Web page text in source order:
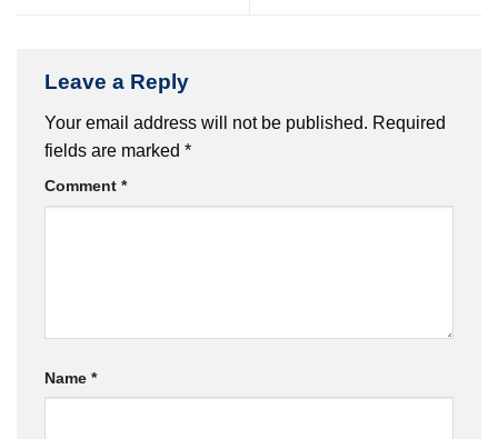
Leave a Reply
Your email address will not be published. Required
fields are marked *
Comment *
Name *